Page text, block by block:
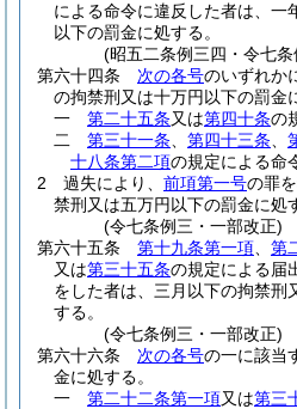
による命令に違反した者は、一
以下の罰金に処する。
(昭五二条例三四・令七
第六十四条
次の各号のいずれか
の拘禁刑又は十万円以下の罰金
一
第二十五条又は第四十条の
二
第三十一条 第四十三条
十八条第二項の規定による命
2
過失により、 前項第一号の罪
禁刑又は五万円以下の罰金に処
(令七条例三・一部改正)
第六十五条
第十九条第一項 第
又は第三十五条の規定による届
をした者は、三月以下の拘禁刑
する。
(令七条例三・一部改正)
第六十六条
次の各号の一に該当
金に処する。
一
第二十二条第一項又は第三